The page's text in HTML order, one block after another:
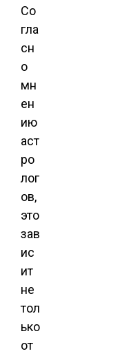
Со
гла
сн
о
мн
ен
ию
аст
ро
лог
ов,
это
зав
ис
ит
не
тол
ько
от